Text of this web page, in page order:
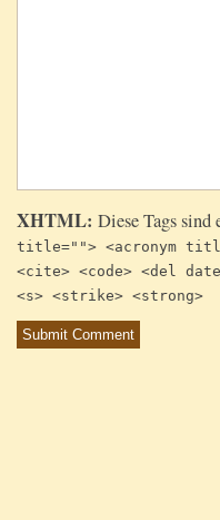
XHTML: Diese Tags
title=""> <acronym
<cite> <code> <del
<s> <strike> <strong>